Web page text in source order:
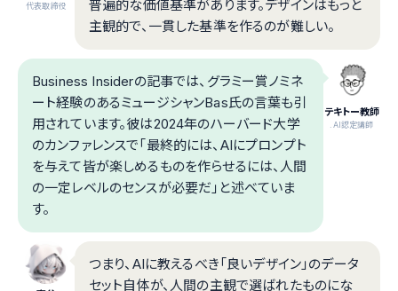
代表取締役
普遍的な価値基準があります。デザインはもっと
主観的で、一貫した基準を作るのが難しい。
テキトー教師
.AI認定講師
Business Insiderの記事では、グラミー賞ノミネ
ート経験のあるミュージシャンBas氏の言葉も引
用されています。彼は2024年のハーバード大学
のカンファレンスで「最終的には、AIにプロンプト
を与えて皆が楽しめるものを作らせるには、人間
の一定レベルのセンスが必要だ」と述べていま
す。
つまり、AIに教えるべき「良いデザイン」のデータ
セット自体が、人間の主観で選ばれたものにな